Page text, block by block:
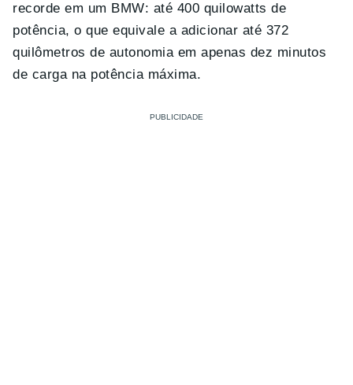
recorde em um BMW: até 400 quilowatts de
potência, o que equivale a adicionar até 372
quilômetros de autonomia em apenas dez minutos
de carga na potência máxima.